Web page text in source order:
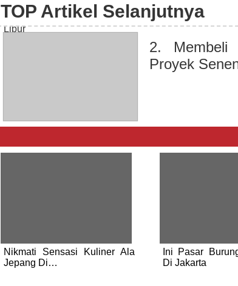
TOP Artikel Selanjutnya
2.
Proyek
Nikmati Sensasi Kuliner Ala
Jepang Di…
Ini Pasar
Di Jakarta